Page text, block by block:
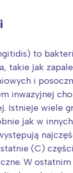
to
takie jak
i
inwazyjnej
Istnieje wiele
jak w
(C)
W ostatnim